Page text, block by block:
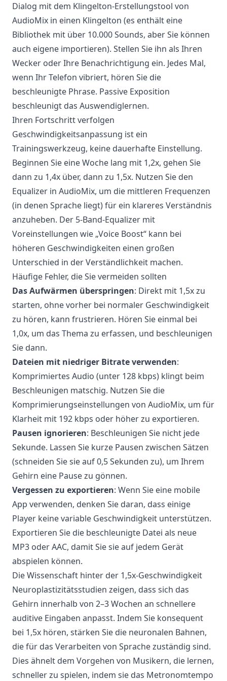
Dialog mit dem Klingelton-Erstellungstool von
AudioMix in einen Klingelton (es enthält eine
Bibliothek mit über 10.000 Sounds, aber Sie können
auch eigene importieren). Stellen Sie ihn als Ihren
Wecker oder Ihre Benachrichtigung ein. Jedes Mal,
wenn Ihr Telefon vibriert, hören Sie die
beschleunigte Phrase. Passive Exposition
beschleunigt das Auswendiglernen.
Ihren Fortschritt verfolgen
Geschwindigkeitsanpassung ist ein
Trainingswerkzeug, keine dauerhafte Einstellung.
Beginnen Sie eine Woche lang mit 1,2x, gehen Sie
dann zu 1,4x über, dann zu 1,5x. Nutzen Sie den
Equalizer in AudioMix, um die mittleren Frequenzen
(in denen Sprache liegt) für ein klareres Verständnis
anzuheben. Der 5-Band-Equalizer mit
Voreinstellungen wie „Voice Boost“ kann bei
höheren Geschwindigkeiten einen großen
Unterschied in der Verständlichkeit machen.
Häufige Fehler, die Sie vermeiden sollten
Das Aufwärmen überspringen: Direkt mit 1,5x zu
starten, ohne vorher bei normaler Geschwindigkeit
zu hören, kann frustrieren. Hören Sie einmal bei
1,0x, um das Thema zu erfassen, und beschleunigen
Sie dann.
Dateien mit niedriger Bitrate verwenden:
Komprimiertes Audio (unter 128 kbps) klingt beim
Beschleunigen matschig. Nutzen Sie die
Komprimierungseinstellungen von AudioMix, um für
Klarheit mit 192 kbps oder höher zu exportieren.
Pausen ignorieren: Beschleunigen Sie nicht jede
Sekunde. Lassen Sie kurze Pausen zwischen Sätzen
(schneiden Sie sie auf 0,5 Sekunden zu), um Ihrem
Gehirn eine Pause zu gönnen.
Vergessen zu exportieren: Wenn Sie eine mobile
App verwenden, denken Sie daran, dass einige
Player keine variable Geschwindigkeit unterstützen.
Exportieren Sie die beschleunigte Datei als neue
MP3 oder AAC, damit Sie sie auf jedem Gerät
abspielen können.
Die Wissenschaft hinter der 1,5x-Geschwindigkeit
Neuroplastizitätsstudien zeigen, dass sich das
Gehirn innerhalb von 2–3 Wochen an schnellere
auditive Eingaben anpasst. Indem Sie konsequent
bei 1,5x hören, stärken Sie die neuronalen Bahnen,
die für das Verarbeiten von Sprache zuständig sind.
Dies ähnelt dem Vorgehen von Musikern, die lernen,
schneller zu spielen, indem sie das Metronomtempo